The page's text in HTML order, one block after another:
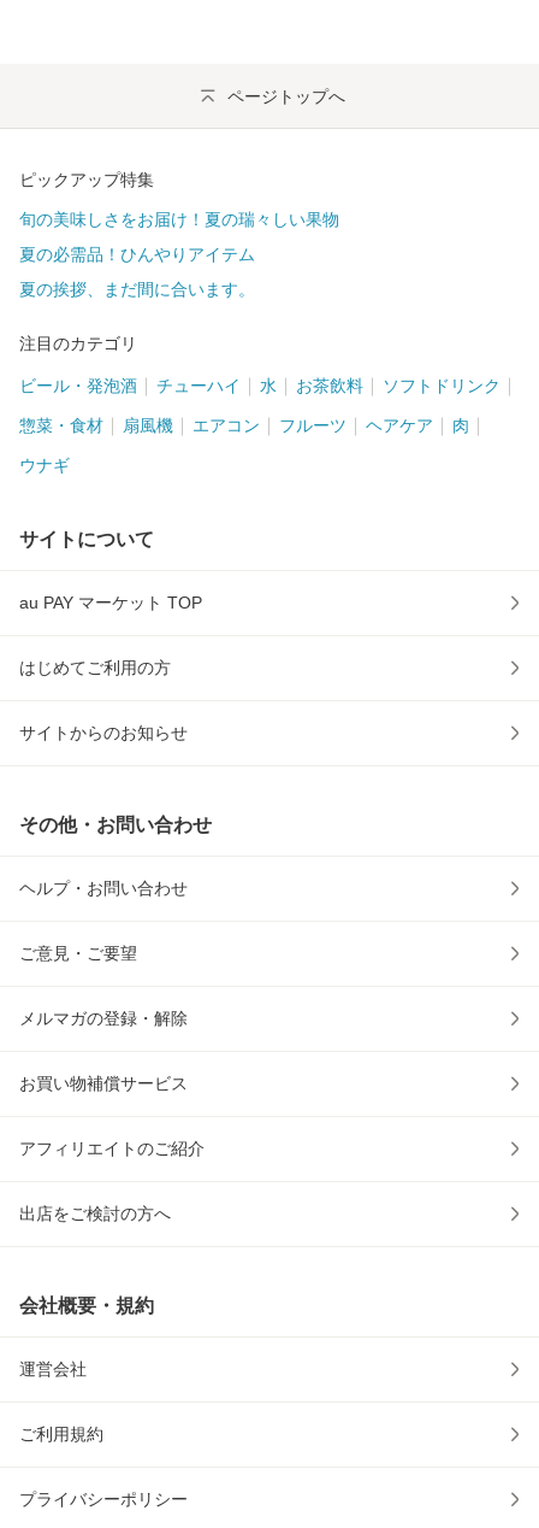
ページトップへ
ピックアップ特集
旬の美味しさをお届け！夏の瑞々しい果物
夏の必需品！ひんやりアイテム
夏の挨拶、まだ間に合います。
注目のカテゴリ
ビール・発泡酒 チューハイ 水 お茶飲料 ソフトドリンク
惣菜・食材 扇風機 エアコン フルーツ ヘアケア 肉
ウナギ
サイトについて
au PAY マーケット TOP
はじめてご利用の方
サイトからのお知らせ
その他・お問い合わせ
ヘルプ・お問い合わせ
ご意見・ご要望
メルマガの登録・解除
お買い物補償サービス
アフィリエイトのご紹介
出店をご検討の方へ
会社概要・規約
運営会社
ご利用規約
プライバシーポリシー